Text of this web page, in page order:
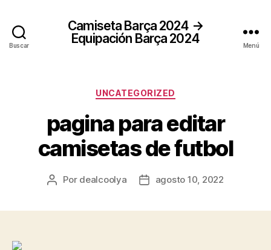
Buscar
Camiseta Barça 2024 →
Equipación Barça 2024
Menú
Categorías
UNCATEGORIZED
pagina para editar
camisetas de futbol
Autor
Por dealcoolya
Fechaagosto 10, 2022